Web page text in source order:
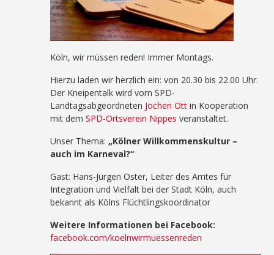
Köln, wir müssen reden! Immer Montags.
Hierzu laden wir herzlich ein: von 20.30 bis 22.00 Uhr.
Der Kneipentalk wird vom SPD-
Landtagsabgeordneten Jochen Ott in Kooperation
mit demSPD-Ortsverein Nippes veranstaltet.
Unser Thema: „Kölner Willkommenskultur –
auch im Karneval?“
Gast: Hans-Jürgen Oster, Leiter des Amtes für
Integration und Vielfalt bei der Stadt Köln, auch
bekannt als Kölns Flüchtlingskoordinator
Weitere Informationen bei Facebook:
facebook.com/koelnwirmuessenreden